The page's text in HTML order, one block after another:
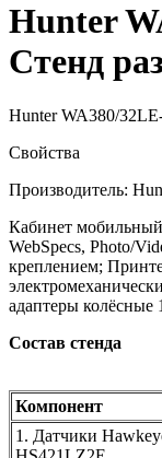
Hunter
Стенд
Hunter WA380/
Свойства
Производитель:
Кабинет
WebSpecs, Photo/
креплением;
адаптеры
Состав стенда
Компонент
1. Датчики